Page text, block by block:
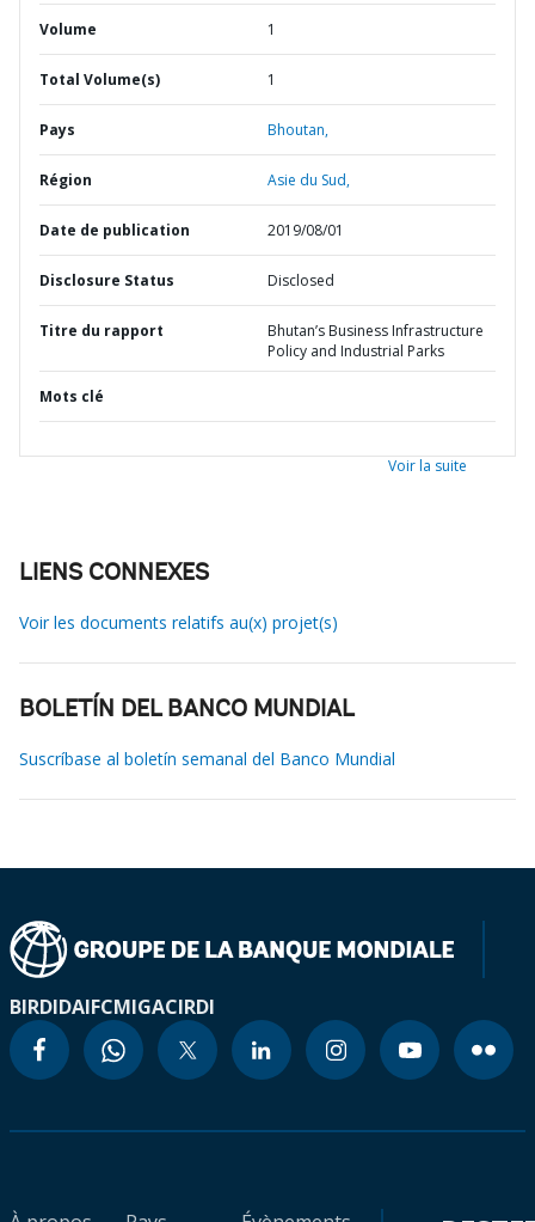
Volume 1
Total Volume(s) 1
Pays Bhoutan,
Région Asie du Sud,
Date de publication 2019/08/01
Disclosure Status Disclosed
Titre du rapport
Bhutan’s Business Infrastructure
Policy and Industrial Parks
Mots clé
Voir la suite
LIENS CONNEXES
Voir les documents relatifs au(x) projet(s)
BOLETÍN DEL BANCO MUNDIAL
Suscríbase al boletín semanal del Banco Mundial
BIRDIDAIFCMIGACIRDI